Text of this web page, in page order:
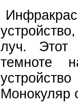
луч. Этот
темноте
Монокуляр